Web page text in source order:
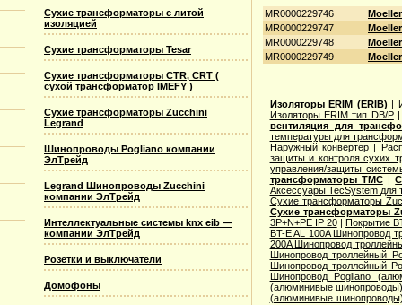
Сухие трансформаторы с литой
изоляцией
Сухие трансформаторы Tesar
Сухие трансформаторы CTR, CRT (
сухой трансформатор IMEFY )
Сухие трансформаторы Zucchini
Legrand
Шинопроводы Pogliano компании
ЭлТрейд
Legrand Шинопроводы Zucchini
компании ЭлТрейд
Интеллектуальные системы knx eib —
компании ЭлТрейд
Розетки и выключатели
Домофоны
MR0000229746
MR0000229747
MR0000229748
MR0000229749
Изоляторы ERIM (ERIB) |
Изоляторы ERIM тип DB/P
вентиляция для
температуры для
Наружный конвертер |
защиты и контроля сухих
управления/защиты
трансформаторы TMC|
Аксессуары TecSystem для
Сухие трансформаторы
Сухие трансформаторы
3P+N+PE IP 20| Покрытие
BT-E AL 100A Шинопровод
200A Шинопровод
Шинопровод троллейный
Шинопровод троллейный
Шинопровод Pogliano
(алюминивые
(алюминивые